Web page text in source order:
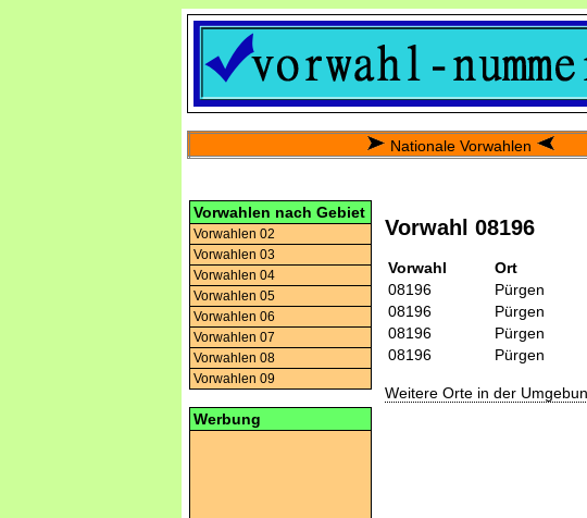
Nationale Vorwahlen
Vorwahlen nach Gebiet
Vorwahlen 02
Vorwahlen 03
Vorwahlen 04
Vorwahlen 05
Vorwahlen 06
Vorwahlen 07
Vorwahlen 08
Vorwahlen 09
Werbung
Vorwahl 08196
Vorwahl Ort
08196
Pürgen
08196
Pürgen
08196
Pürgen
08196
Pürgen
Weitere Orte in der